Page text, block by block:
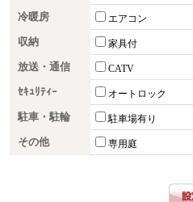
冷暖房 エアコン
収納 家具付
放送・通信 CATV
ｾｷｭﾘﾃｨｰ オートロック
駐車・駐輪 駐車場有り
その他 専用庭